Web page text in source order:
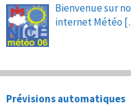
Bienvenue sur
internet Météo
Prévisions automatiques